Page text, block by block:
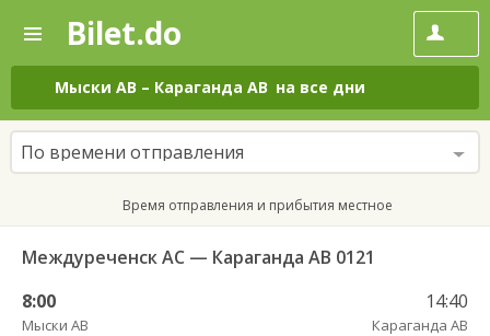
—
Поиск
и
покупка
билетов
на
автобус
онлайн
Bilet.do
Мыски АВ – Караганда АВ на все дни
По времени отправления
Время отправления и прибытия местное
Междуреченск АС — Караганда АВ 0121
8:00
Мыски АВ
14:40
Караганда АВ